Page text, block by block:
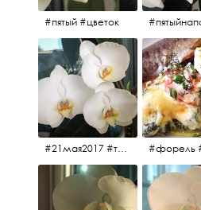
#пятый #цветок
#21мая2017 #трио #цветы